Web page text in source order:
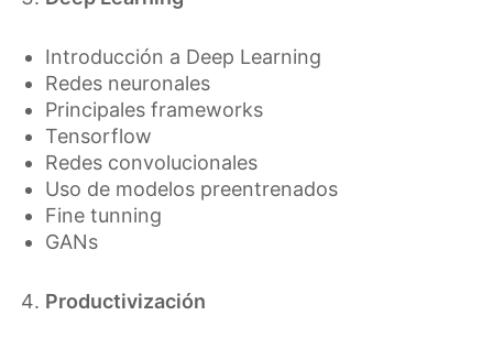
Introducción a Deep Learning
Redes neuronales
Principales frameworks
Tensorflow
Redes convolucionales
Uso de modelos preentrenados
Fine tunning
GANs
Productivización